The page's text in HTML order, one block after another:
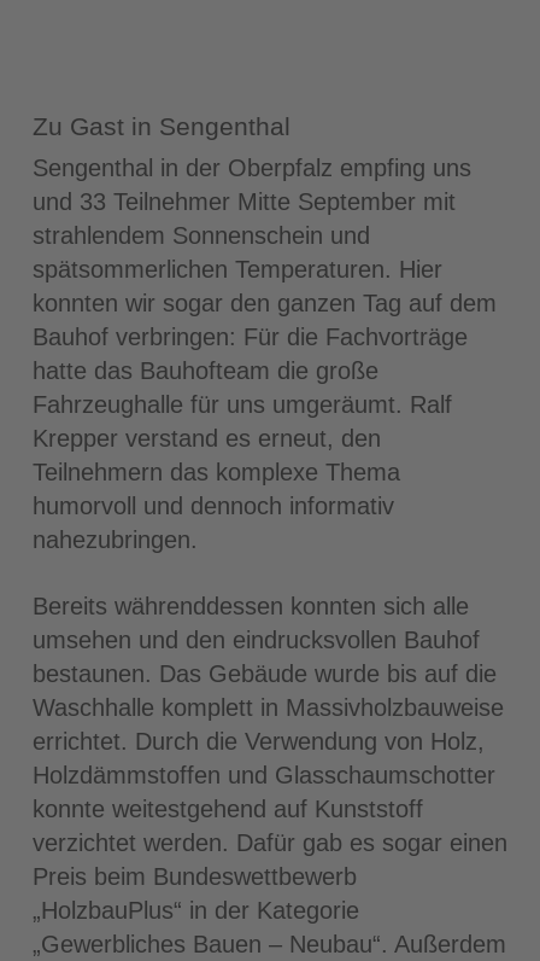
Zu Gast in Sengenthal
Sengenthal in der Oberpfalz empfing uns
und 33 Teilnehmer Mitte September mit
strahlendem Sonnenschein und
spätsommerlichen Temperaturen. Hier
konnten wir sogar den ganzen Tag auf dem
Bauhof verbringen: Für die Fachvorträge
hatte das Bauhofteam die große
Fahrzeughalle für uns umgeräumt. Ralf
Krepper verstand es erneut, den
Teilnehmern das komplexe Thema
humorvoll und dennoch informativ
nahezubringen.
Bereits währenddessen konnten sich alle
umsehen und den eindrucksvollen Bauhof
bestaunen. Das Gebäude wurde bis auf die
Waschhalle komplett in Massivholzbauweise
errichtet. Durch die Verwendung von Holz,
Holzdämmstoffen und Glasschaumschotter
konnte weitestgehend auf Kunststoff
verzichtet werden. Dafür gab es sogar einen
Preis beim Bundeswettbewerb
„HolzbauPlus“ in der Kategorie
„Gewerbliches Bauen – Neubau“. Außerdem